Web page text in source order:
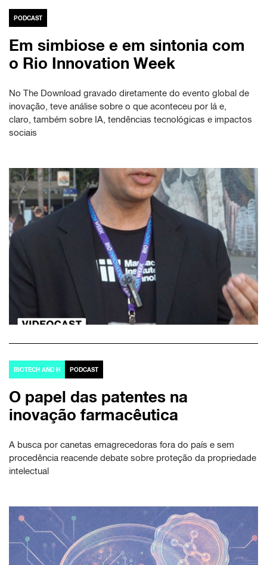
PODCAST
Em simbiose e em sintonia com
o Rio Innovation Week
No The Download gravado diretamente do evento global de
inovação, teve análise sobre o que aconteceu por lá e,
claro, também sobre IA, tendências tecnológicas e impactos
sociais
BIOTECH AND H PODCAST
O papel das patentes na
inovação farmacêutica
A busca por canetas emagrecedoras fora do país e sem
procedência reacende debate sobre proteção da propriedade
intelectual